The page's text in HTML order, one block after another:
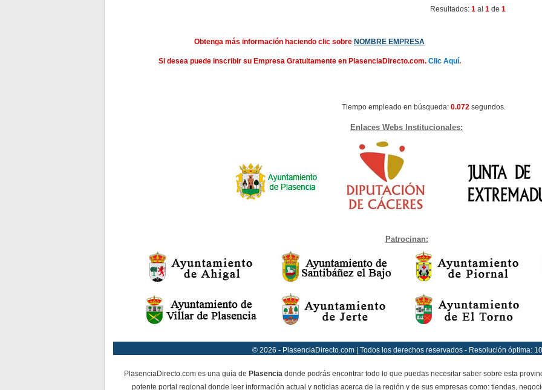
Resultados: 1 al 1 de 1
Obtenga más información haciendo clic sobre NOMBRE EMPRESA
Si desea puede inscribir su Empresa Gratuitamente en PlasenciaDirecto.com. Clic Aquí.
Tiempo empleado en búsqueda: 0.072 segundos.
Enlaces Webs Institucionales:
Patrocinan:
© 2026 - PlasenciaDirecto.com | Todos los derechos reservados - Resolución óptima:
PlasenciaDirecto.com es una guía de Plasencia donde podrás encontrar todo lo que puedas necesitar saber sobre esta
potente portal regional donde leer información actual y noticias acerca de la región y de sus empresas como: tiendas,